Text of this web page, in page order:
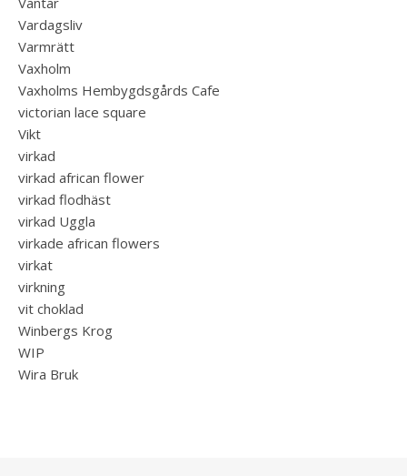
Vardagsliv
Varmrätt
Vaxholm
Vaxholms Hembygdsgårds Cafe
victorian lace square
Vikt
virkad
virkad african flower
virkad flodhäst
virkad Uggla
virkade african flowers
virkat
virkning
vit choklad
Winbergs Krog
WIP
Wira Bruk